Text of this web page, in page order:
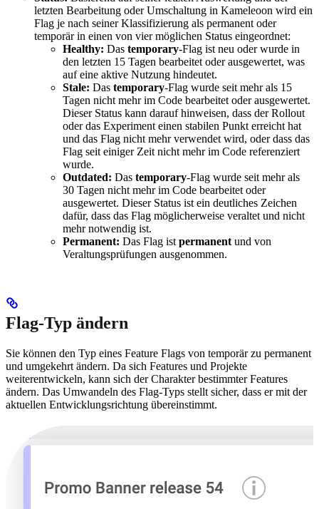
letzten Bearbeitung oder Umschaltung in Kameleoon wird ein
Flag je nach seiner Klassifizierung als permanent oder
temporär in einen von vier möglichen Status eingeordnet:
Healthy: Das temporary-Flag ist neu oder wurde in
den letzten 15 Tagen bearbeitet oder ausgewertet, was
auf eine aktive Nutzung hindeutet.
Stale: Das temporary-Flag wurde seit mehr als 15
Tagen nicht mehr im Code bearbeitet oder ausgewertet.
Dieser Status kann darauf hinweisen, dass der Rollout
oder das Experiment einen stabilen Punkt erreicht hat
und das Flag nicht mehr verwendet wird, oder dass das
Flag seit einiger Zeit nicht mehr im Code referenziert
wurde.
Outdated: Das temporary-Flag wurde seit mehr als
30 Tagen nicht mehr im Code bearbeitet oder
ausgewertet. Dieser Status ist ein deutliches Zeichen
dafür, dass das Flag möglicherweise veraltet und nicht
mehr notwendig ist.
Permanent: Das Flag ist permanent und von
Veraltungsprüfungen ausgenommen.
Flag-Typ ändern
Sie können den Typ eines Feature Flags von temporär zu permanent
und umgekehrt ändern. Da sich Features und Projekte
weiterentwickeln, kann sich der Charakter bestimmter Features
ändern. Das Umwandeln des Flag-Typs stellt sicher, dass er mit der
aktuellen Entwicklungsrichtung übereinstimmt.